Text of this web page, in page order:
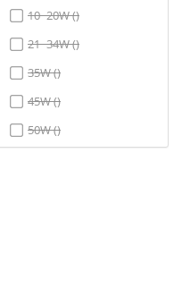
10~20W ()
21~34W ()
35W ()
45W ()
50W ()